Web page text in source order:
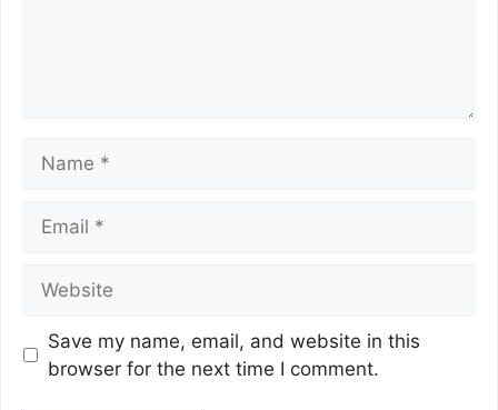
Save my name, email, and website in this
browser for the next time I comment.